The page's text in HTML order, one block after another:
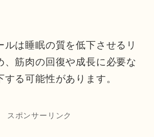
ルは睡眠の質を低下させるリ
、筋肉の回復や成長に必要な
する可能性があります。
スポンサーリンク